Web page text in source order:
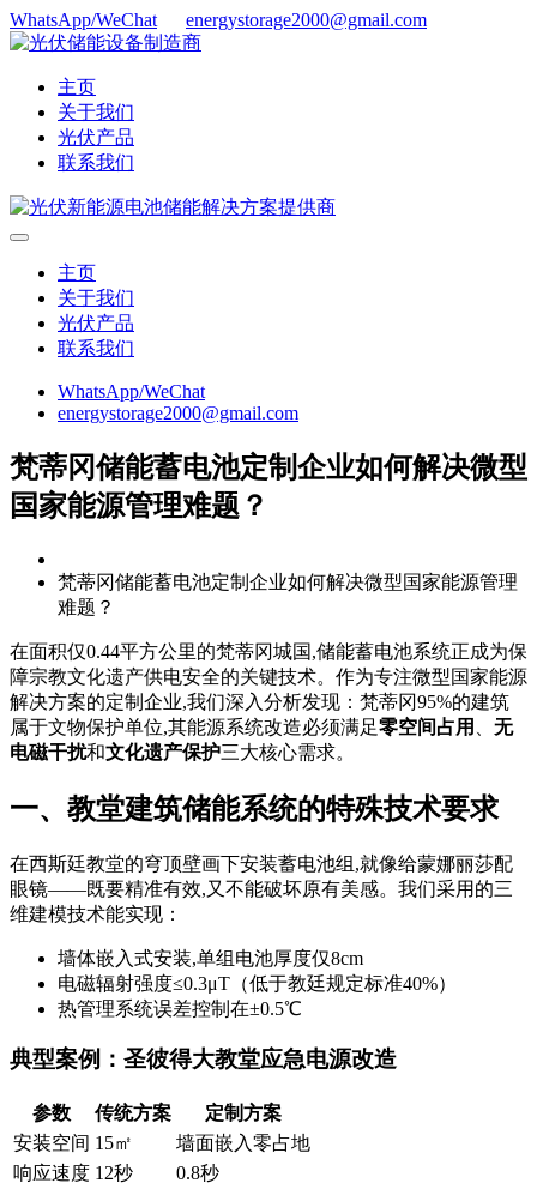
WhatsApp/WeChat energystorage2000@gmail.com
主页
关于我们
光伏产品
联系我们
主页
关于我们
光伏产品
联系我们
WhatsApp/WeChat
energystorage2000@gmail.com
梵蒂冈储能蓄电池定制企业如何解决微型
国家能源管理难题？
梵蒂冈储能蓄电池定制企业如何解决微型国家能源管理
难题？
在面积仅0.44平方公里的梵蒂冈城国,储能蓄电池系统正成为保
障宗教文化遗产供电安全的关键技术。作为专注微型国家能源
解决方案的定制企业,我们深入分析发现：梵蒂冈95%的建筑
属于文物保护单位,其能源系统改造必须满足零空间占用
无
电磁干扰和文化遗产保护三大核心需求。
一、教堂建筑储能系统的特殊技术要求
在西斯廷教堂的穹顶壁画下安装蓄电池组,就像给蒙娜丽莎配
眼镜——既要精准有效,又不能破坏原有美感。我们采用的三
维建模技术能实现：
墙体嵌入式安装,单组电池厚度仅8cm
电磁辐射强度≤0.3μT（低于教廷规定标准40%）
热管理系统误差控制在±0.5℃
典型案例：圣彼得大教堂应急电源改造
参数 传统方案
定制方案
安装空间 15㎡
墙面嵌入零占地
响应速度 12秒
0.8秒